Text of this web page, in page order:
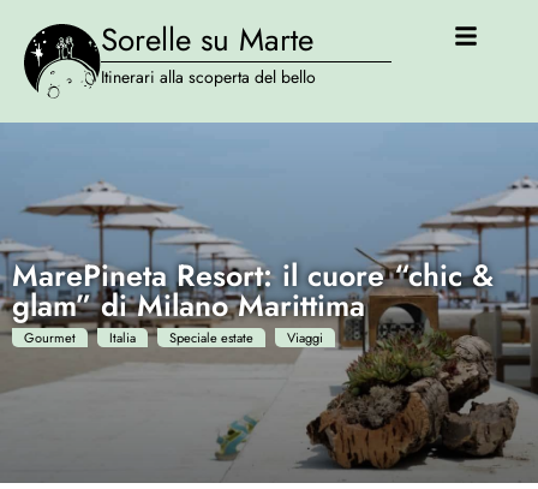
Sorelle su Marte
Itinerari alla scoperta del bello
MarePineta Resort: il cuore “chic &
glam” di Milano Marittima
Gourmet Italia Speciale estate Viaggi